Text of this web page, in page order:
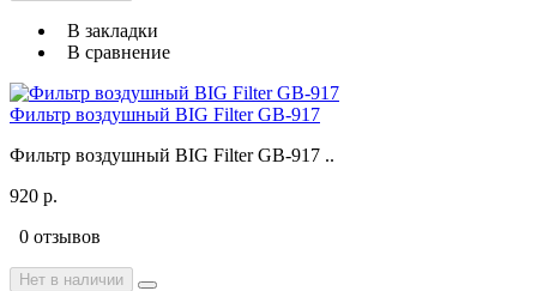
В закладки
В сравнение
Фильтр воздушный BIG Filter GB-917
Фильтр воздушный BIG Filter GB-917 ..
920 р.
0 отзывов
Нет в наличии